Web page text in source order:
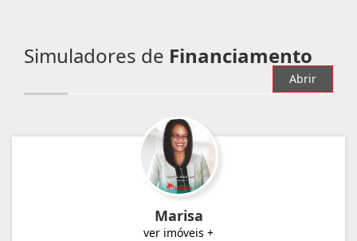
Simuladores de Financiamento
Abrir
Marisa
ver imóveis +